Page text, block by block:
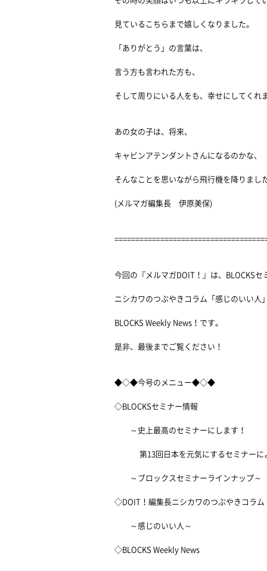
見ているこちらまで嬉しくなりました。
「ありがとう」の言葉は、
言う方も言われた方も、
そして周りにいる人をも、幸せにしてくれ
あの女の子は、将来、
キャビンアテンダントさんになるのかな、
そんなことを思いながら飛行機を降りました
(メルマガ編集長 伊原美保)
今回の『メルマガDOIT！』は、BLOCKSセ
ニシカワのつぶやきコラム「感じのいい人」
BLOCKS Weekly News！です。
是非、最後までご覧ください！
◆◇◆今号のメニュー◆◇◆
◇BLOCKSセミナー情報
～史上最高のセミナーにします！
第13回日本を元気にするセミナーに
～ブロックスセミナーラインナップ～
◇DOIT！編集長ニシカワのつぶやきコラム
～感じのいい人～
◇BLOCKS Weekly News